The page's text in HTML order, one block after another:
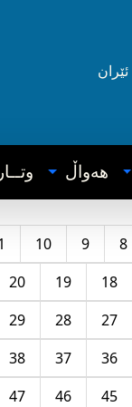
ئێران
هه‌واڵ
8
9
10
18
19
20
27
28
29
36
37
38
45
46
47